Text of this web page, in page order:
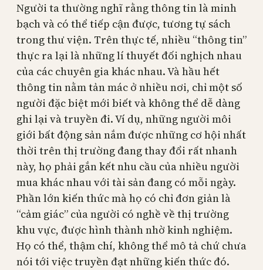
Người ta thường nghĩ rằng thông tin là minh
bạch và có thể tiếp cận được, tương tự sách
trong thư viện. Trên thực tế, nhiều “thông tin”
thực ra lại là những lí thuyết đối nghịch nhau
của các chuyên gia khác nhau. Và hầu hết
thông tin nằm tản mác ở nhiều nơi, chỉ một số
người đặc biệt mới biết và không thể dễ dàng
ghi lại và truyền đi. Ví dụ, những người môi
giới bất động sản nắm được những cơ hội nhất
thời trên thị trường đang thay đổi rất nhanh
này, họ phải gắn kết nhu cầu của nhiều người
mua khác nhau với tài sản đang có mỗi ngày.
Phần lớn kiến thức mà họ có chỉ đơn giản là
“cảm giác” của người có nghề về thị trường
khu vực, được hình thành nhờ kinh nghiệm.
Họ có thể, thậm chí, không thể mô tả chứ chưa
nói tới việc truyền đạt những kiến thức đó.